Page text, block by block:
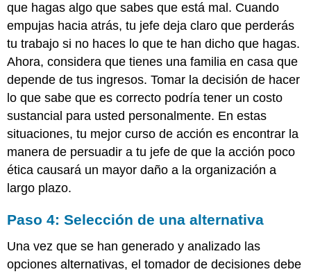
que hagas algo que sabes que está mal. Cuando
empujas hacia atrás, tu jefe deja claro que perderás
tu trabajo si no haces lo que te han dicho que hagas.
Ahora, considera que tienes una familia en casa que
depende de tus ingresos. Tomar la decisión de hacer
lo que sabe que es correcto podría tener un costo
sustancial para usted personalmente. En estas
situaciones, tu mejor curso de acción es encontrar la
manera de persuadir a tu jefe de que la acción poco
ética causará un mayor daño a la organización a
largo plazo.
Paso 4: Selección de una alternativa
Una vez que se han generado y analizado las
opciones alternativas, el tomador de decisiones debe